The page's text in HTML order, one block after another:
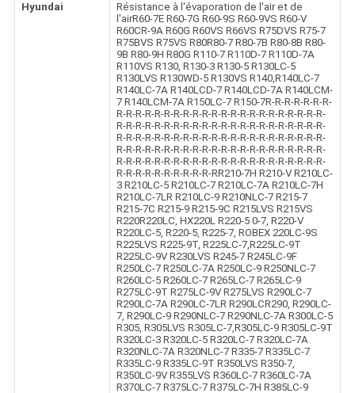
Hyundai
Résistance à l'évaporation de l'air et de
l'airR60-7E R60-7G R60-9S R60-9VS R60-V
R60CR-9A R60G R60VS R66VS R75DVS R75-7
R75BVS R75VS R80R80-7 R80-7B R80-8B R80-
9B R80-9H R80G R110-7 R110D-7 R110D-7A
R110VS R130, R130-3 R130-5 R130LC-5
R130LVS R130WD-5 R130VS R140,R140LC-7
R140LC-7A R140LCD-7 R140LCD-7A R140LCM-
7 R140LCM-7A R150LC-7 R150-7R-R-R-R-R-R-R-
R-R-R-R-R-R-R-R-R-R-R-R-R-R-R-R-R-R-R-R-R-R-
R-R-R-R-R-R-R-R-R-R-R-R-R-R-R-R-R-R-R-R-R-R-
R-R-R-R-R-R-R-R-R-R-R-R-R-R-R-R-R-R-R-R-R-R-
R-R-R-R-R-R-R-R-R-R-R-R-R-R-R-R-R-R-R-R-R-R-
R-R-R-R-R-R-R-R-R-R-R-R-R-R-R-R-R-R-R-R-R-R-
R-R-R-R-R-R-R-R-R-R-RR210-7H R210-V R210LC-
3 R210LC-5 R210LC-7 R210LC-7A R210LC-7H
R210LC-7LR R210LC-9 R210NLC-7 R215-7
R215-7C R215-9 R215-9C R215LVS R215VS
R220R220LC, HX220L R220-5 0-7, R220-V
R220LC-5, R220-5, R225-7, ROBEX 220LC-9S
R225LVS R225-9T, R225LC-7,R225LC-9T
R225LC-9V R230LVS R245-7 R245LC-9F
R250LC-7 R250LC-7A R250LC-9 R250NLC-7
R260LC-5 R260LC-7 R265LC-7 R265LC-9
R275LC-9T R275LC-9V R275LVS R290LC-7
R290LC-7A R290LC-7LR R290LCR290, R290LC-
7, R290LC-9 R290NLC-7 R290NLC-7A R300LC-5
R305, R305LVS R305LC-7,R305LC-9 R305LC-9T
R320LC-3 R320LC-5 R320LC-7 R320LC-7A
R320NLC-7A R320NLC-7 R335-7 R335LC-7
R335LC-9 R335LC-9T R350LVS R350-7,
R350LC-9V R355LVS R360LC-7 R360LC-7A
R370LC-7 R375LC-7 R375LC-7H R385LC-9